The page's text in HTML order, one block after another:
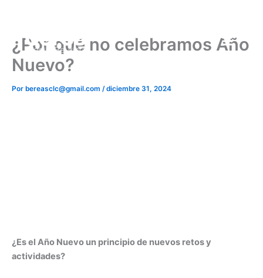
¿Por qué no celebramos Año
Nuevo?
Por bereasclc@gmail.com /diciembre 31, 2024
¿Es el Año Nuevo un principio de nuevos retos y
actividades?